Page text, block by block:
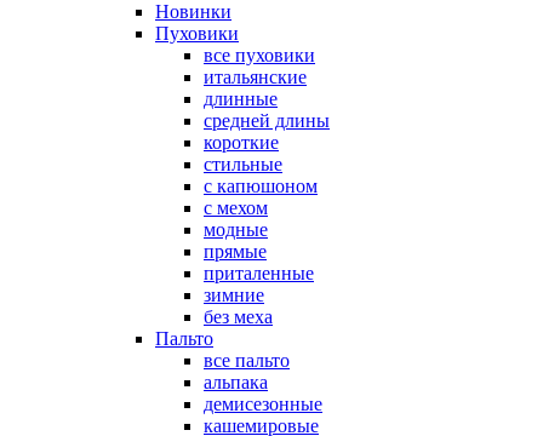
Новинки
Пуховики
все пуховики
итальянские
длинные
средней длины
короткие
стильные
с капюшоном
с мехом
модные
прямые
приталенные
зимние
без меха
Пальто
все пальто
альпака
демисезонные
кашемировые